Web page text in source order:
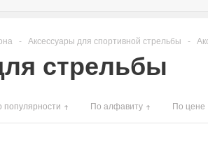
- Аксессуары для спортивной стрельбы -
стрельбы
популярности По алфавиту По цене